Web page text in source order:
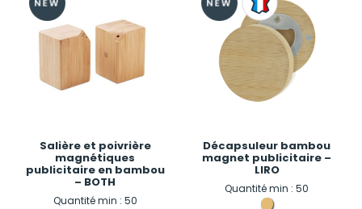
Salière et poivrière
magnétiques
publicitaire en bambou
– BOTH
Quantité min : 50
Décapsuleur bambou
magnet publicitaire –
LIRO
Quantité min : 50